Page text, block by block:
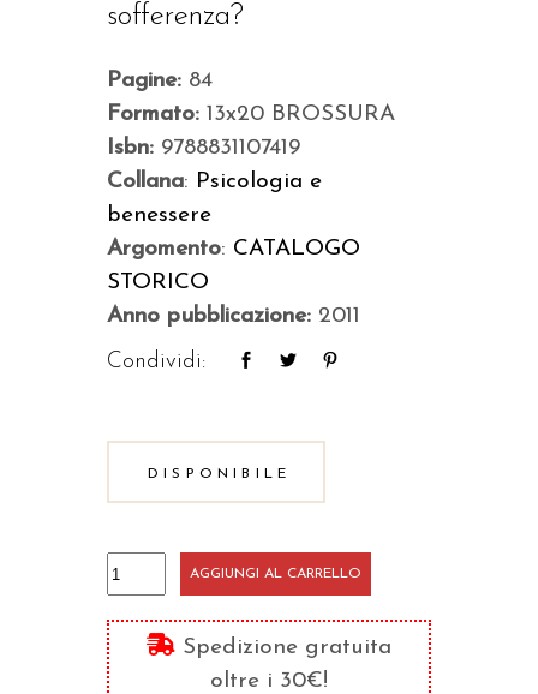
sofferenza?
Pagine: 84
Formato: 13x20 BROSSURA
Isbn: 9788831107419
Collana: Psicologia e
benessere
Argomento: CATALOGO
STORICO
Anno pubblicazione: 2011
Condividi:
DISPONIBILE
Le
fragilità
dispettose
quantità
AGGIUNGI AL CARRELLO
Spedizione gratuita
oltre i 30€!